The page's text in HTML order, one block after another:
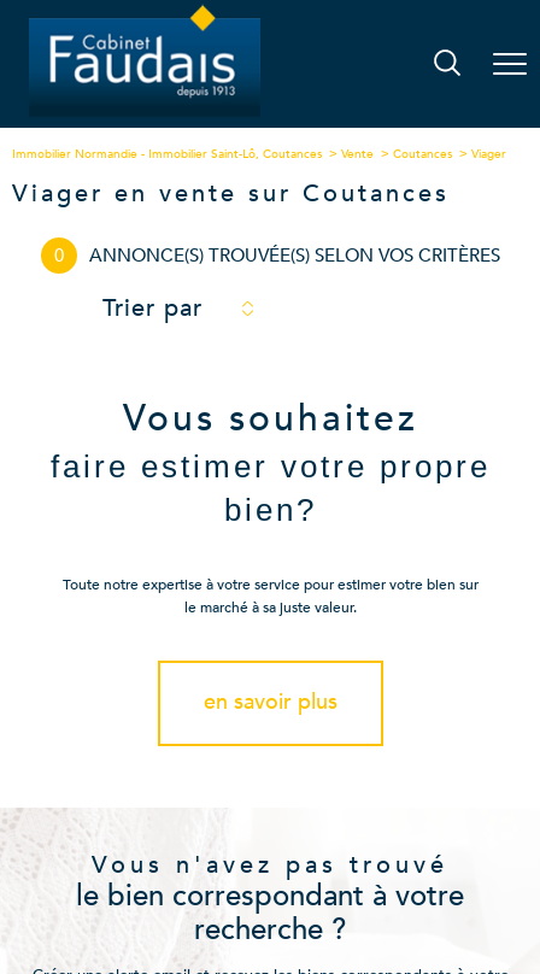
Immobilier Normandie - Immobilier Saint-Lô, Coutances Vente Coutances Viager
Viager en vente sur Coutances
0 ANNONCE(S) TROUVÉE(S) SELON VOS CRITÈRES
Trier par
Vous souhaitez
faire estimer votre propre
bien?
Toute notre expertise à votre service pour estimer votre bien sur
le marché à sa juste valeur.
en savoir plus
Vous n'avez pas trouvé
le bien correspondant à votre
recherche ?